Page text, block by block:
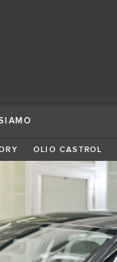
OLIO CASTROL